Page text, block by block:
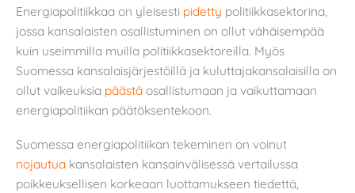
Energiapolitiikkaa on yleisesti pidetty politiikkasektorina,
jossa kansalaisten osallistuminen on ollut vähäisempää
kuin useimmilla muilla politiikkasektoreilla. Myös
Suomessa kansalaisjärjestöillä ja kuluttajakansalaisilla on
ollut vaikeuksia päästä osallistumaan ja vaikuttamaan
energiapolitiikan päätöksentekoon.
Suomessa energiapolitiikan tekeminen on voinut
nojautua kansalaisten kansainvälisessä vertailussa
poikkeuksellisen korkeaan luottamukseen tiedettä,